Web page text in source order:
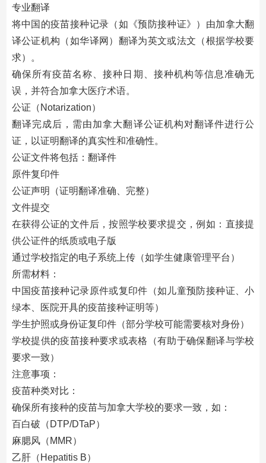
专业翻译
将中国的疫苗接种记录（如《预防接种证》）由加拿大翻
译公证机构（如华译网）翻译为英文或法文（根据学校要
求）。
确保所有疫苗名称、接种日期、接种机构等信息准确无
误，并符合加拿大医疗术语。
公证（Notarization）
翻译完成后，需由加拿大翻译公证机构对翻译件进行公
证，以证明翻译的真实性和准确性。
公证文件将包括：翻译件
原件复印件
公证声明（证明翻译准确、完整）
文件提交
在获得公证的文件后，按照学校要求提交，例如：直接提
供公证件的纸质或电子版
通过学校指定的电子系统上传（如学生健康管理平台）
所需材料：
中国疫苗接种记录原件或复印件（如儿童预防接种证、小
绿本、医院开具的疫苗接种证明等）
学生护照或身份证复印件（部分学校可能需要核对身份）
学校提供的疫苗接种要求或表格（有助于确保翻译与学校
要求一致）
注意事项：
疫苗种类对比：
确保所有接种的疫苗与加拿大学校的要求一致，如：
百白破（DTP/DTaP）
麻腮风（MMR）
乙肝（Hepatitis B）